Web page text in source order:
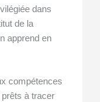
dans
de la
apprend en
compétences
à tracer